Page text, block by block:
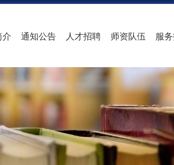
介 通知公告 人才招聘 师资队伍 服